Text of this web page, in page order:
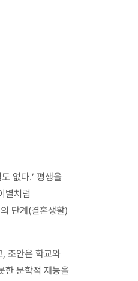
없다.’ 평생을
별처럼
단계(결혼생활)
조안은 학교와
한 문학적 재능을